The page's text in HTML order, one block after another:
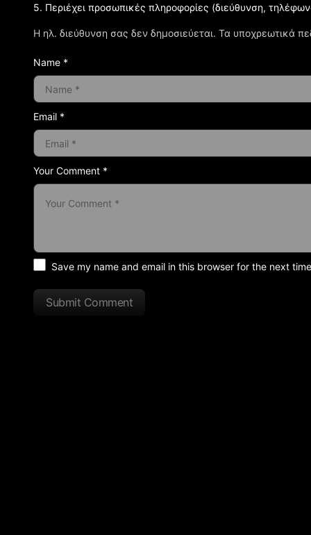
Η ηλ. διεύθυνση σας δεν δημοσιεύεται. Τα υποχρεωτικά
Your Comment *
5. Περιέχει προσωπικές πληροφορίες (διεύθυνση,
Name *
Email *
Save my name and email in this browser for the next
Submit Comment